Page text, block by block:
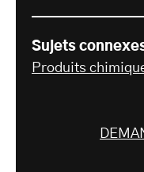
Sujets
Produits